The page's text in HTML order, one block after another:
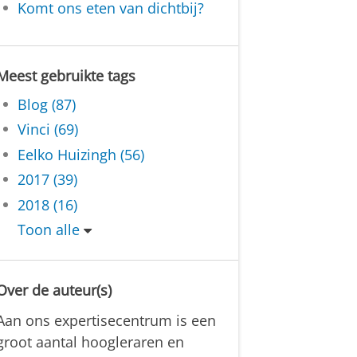
Komt ons eten van dichtbij?
gebruikte tags
Blog (87)
Vinci (69)
Eelko Huizingh (56)
2017 (39)
2018 (16)
Toon alle
de auteur(s)
ons expertisecentrum is een
aantal hoogleraren en